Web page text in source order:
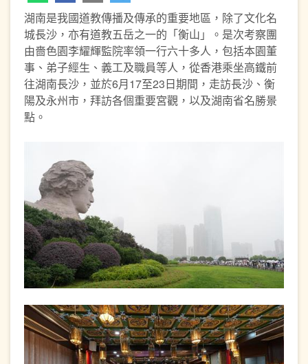
湖南是我國道教傳播及傳承的重要地區，除了文化名
城長沙，亦有道教五岳之一的「衡山」。是次考察團
由嗇色園李耀輝監院率領一行六十多人，包括本園董
事、弟子經生、義工及職員等人，從香港乘坐高鐵前
往湖南長沙，並於6月17至23日期間，走訪長沙、衡
陽及永州市，拜訪各個重要宮觀，以及湖南省名勝景
點。